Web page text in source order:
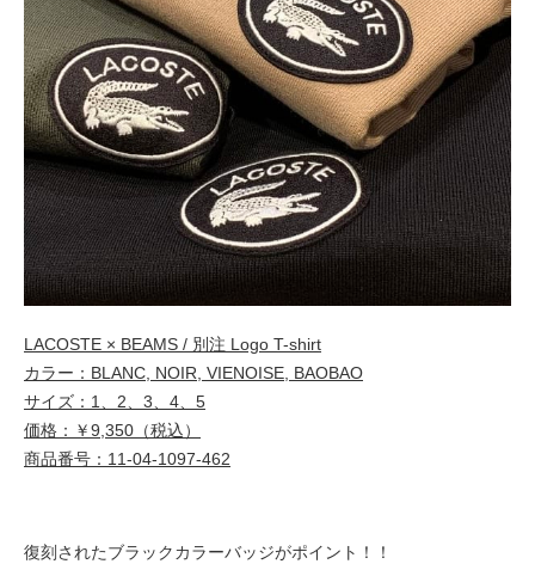
LACOSTE × BEAMS / 別注 Logo T-shirt
カラー：BLANC, NOIR, VIENOISE, BAOBAO
サイズ：1、2、3、4、5
価格：￥9,350（税込）
商品番号：11-04-1097-462
復刻されたブラックカラーバッジがポイント！！